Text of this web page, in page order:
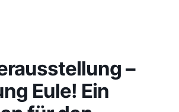
–
Eule! Ein